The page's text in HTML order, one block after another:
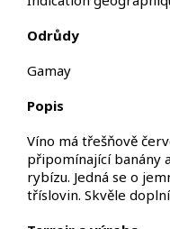
Odrůdy
Gamay
Popis
Víno má třešňově
připomínající banány
rybízu. Jedná se o
tříslovin. Skvěle